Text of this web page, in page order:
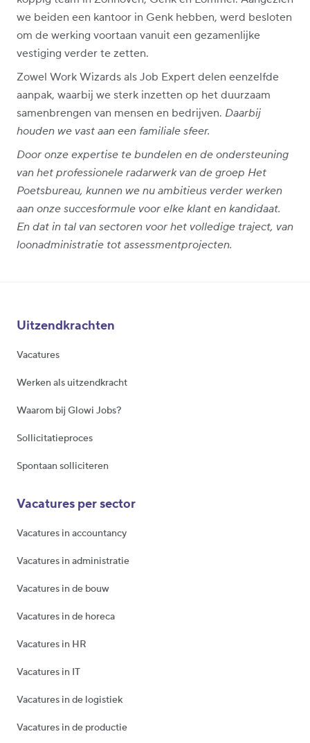
we beiden een kantoor in Genk hebben, werd besloten
om de werking voortaan vanuit een gezamenlijke
vestiging verder te zetten.
Zowel Work Wizards als Job Expert delen eenzelfde
aanpak, waarbij we sterk inzetten op het duurzaam
samenbrengen van mensen en bedrijven. Daarbij
houden we vast aan een familiale sfeer.
Door onze expertise te bundelen en de ondersteuning
van het professionele radarwerk van de groep Het
Poetsbureau, kunnen we nu ambitieus verder werken
aan onze succesformule voor elke klant en kandidaat.
En dat in tal van sectoren voor het volledige traject, van
loonadministratie tot assessmentprojecten.
Uitzendkrachten
Vacatures
Werken als uitzendkracht
Waarom bij Glowi Jobs?
Sollicitatieproces
Spontaan solliciteren
Vacatures per sector
Vacatures in accountancy
Vacatures in administratie
Vacatures in de bouw
Vacatures in de horeca
Vacatures in HR
Vacatures in IT
Vacatures in de logistiek
Vacatures in de productie